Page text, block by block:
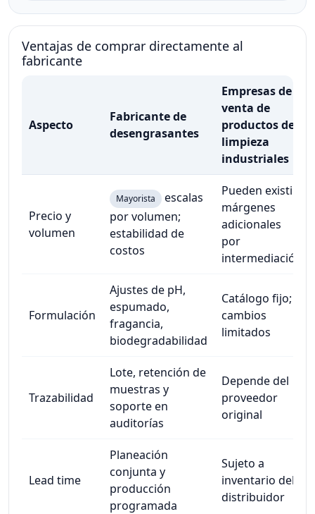
Ventajas de comprar directamente al
fabricante
Aspecto
Fabricante de
desengrasantes
Empresas de
venta de
productos de
limpieza
industriales
Precio y
volumen
Mayorista escalas
por volumen;
estabilidad de
costos
Pueden existir
márgenes
adicionales
por
intermediación
Formulación
Ajustes de pH,
espumado,
fragancia,
biodegradabilidad
Catálogo fijo;
cambios
limitados
Trazabilidad
Lote, retención de
muestras y
soporte en
auditorías
Depende del
proveedor
original
Lead time
Planeación
conjunta y
producción
programada
Sujeto a
inventario del
distribuidor